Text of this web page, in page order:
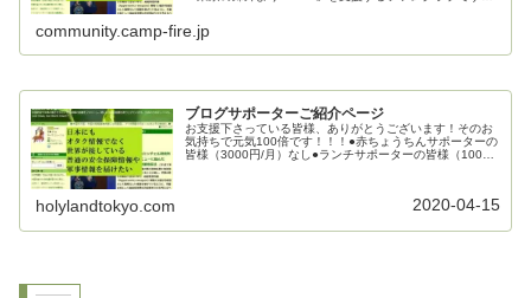
community.camp-fire.jp
ブログサポーターご紹介ページ
お支援下さっている皆様、ありがとうございます！そのお
気持ちで元気100倍です！！！●赤ちょうちんサポーターの
皆様（3000円/月）なし●ランチサポーターの皆様（1000
holylandtokyo.com 2020-04-15